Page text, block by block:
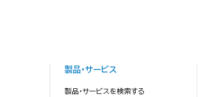
製品・サービス
製品・サービスを検索する